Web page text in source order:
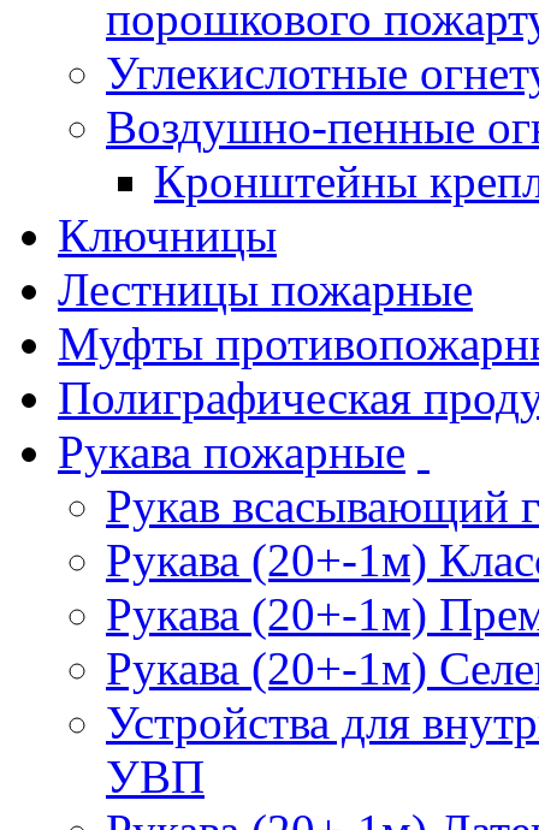
порошкового
Углекислотные
Воздушно-пенные
Кронштейны
Ключницы
Лестницы пожарные
Муфты
Полиграфическая
Рукава пожарные
Рукав всасывающий
Рукава (20+-1м)
Рукава (20+-1м)
Рукава (20+-1м)
Устройства для
УВП